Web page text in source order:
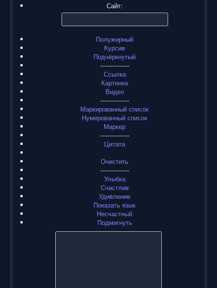
Сайт:
Полужирный
Курсив
Подчёркнутый
---------------
Ссылка
Картинка
Видео
---------------
Маркированный список
Нумерованный список
Маркер
---------------
Цитата
Очистить
---------------
Улыбка
Счастлив
Удивление
Показать язык
Несчастный
Подмигнуть